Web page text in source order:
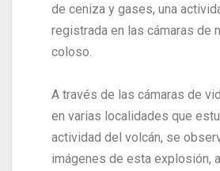
de ceniza y gases, una
registrada en las cámaras de
coloso.
A través de las cámaras de
en varias localidades que
actividad del volcán, se
imágenes de esta explosión,